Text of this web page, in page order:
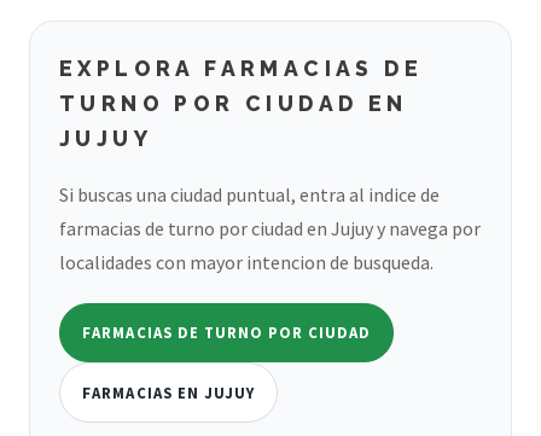
EXPLORA FARMACIAS DE
TURNO POR CIUDAD EN
JUJUY
Si buscas una ciudad puntual, entra al indice de
farmacias de turno por ciudad en Jujuy y navega por
localidades con mayor intencion de busqueda.
FARMACIAS DE TURNO POR CIUDAD
FARMACIAS EN JUJUY